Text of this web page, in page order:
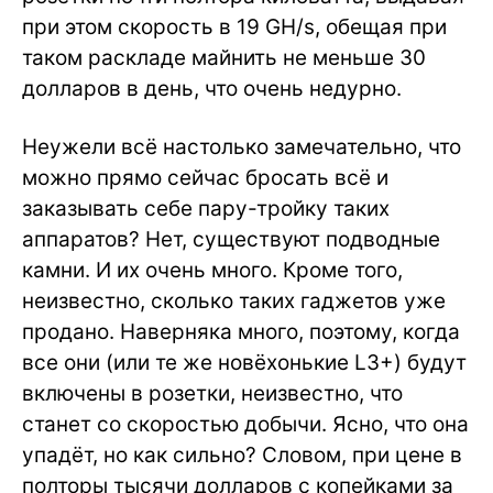
при этом скорость в 19 GH/s, обещая при
таком раскладе майнить не меньше 30
долларов в день, что очень недурно.
Неужели всё настолько замечательно, что
можно прямо сейчас бросать всё и
заказывать себе пару-тройку таких
аппаратов? Нет, существуют подводные
камни. И их очень много. Кроме того,
неизвестно, сколько таких гаджетов уже
продано. Наверняка много, поэтому, когда
все они (или те же новёхонькие L3+) будут
включены в розетки, неизвестно, что
станет со скоростью добычи. Ясно, что она
упадёт, но как сильно? Словом, при цене в
полторы тысячи долларов с копейками за